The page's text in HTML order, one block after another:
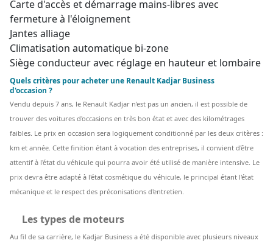
Carte d'accès et démarrage mains-libres avec
fermeture à l'éloignement
Jantes alliage
Climatisation automatique bi-zone
Siège conducteur avec réglage en hauteur et lombaire
Quels critères pour acheter une Renault Kadjar Business
d'occasion ?
Vendu depuis 7 ans, le Renault Kadjar n'est pas un ancien, il est possible de
trouver des voitures d'occasions en très bon état et avec des kilométrages
faibles. Le prix en occasion sera logiquement conditionné par les deux critères :
km et année. Cette finition étant à vocation des entreprises, il convient d'être
attentif à l'état du véhicule qui pourra avoir été utilisé de manière intensive. Le
prix devra être adapté à l'état cosmétique du véhicule, le principal étant l'état
mécanique et le respect des préconisations d'entretien.
Les types de moteurs
Au fil de sa carrière, le Kadjar Business a été disponible avec plusieurs niveaux